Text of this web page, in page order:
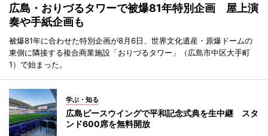
広島・おりづるタワーで被爆81年特別企画 屋上演
奏や手紙企画も
被爆81年に合わせた特別企画が8月6日、世界文化遺産・原爆ドームの
東側に隣接する複合商業施設「おりづるタワー」（広島市中区大手町
1）で始まった。
学ぶ・知る
広島ピースウイングで平和記念式典を生中継 スタ
ンド600席を無料開放